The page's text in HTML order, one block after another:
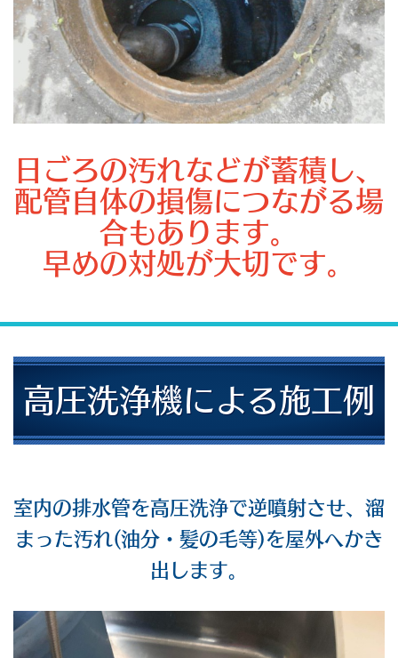
日ごろの汚れなどが蓄積し、
配管自体の損傷につながる場
合もあります。
早めの対処が大切です。
高圧洗浄機による施工例
室内の排水管を高圧洗浄で逆噴射させ、溜
まった汚れ(油分・髪の毛等)を屋外へかき
出します。